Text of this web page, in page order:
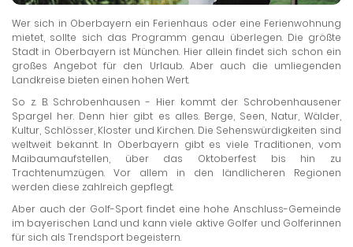
Wer sich in Oberbayern ein Ferienhaus oder eine Ferienwohnung
mietet, sollte sich das Programm genau überlegen. Die größte
Stadt in Oberbayern ist München. Hier allein findet sich schon ein
großes Angebot für den Urlaub. Aber auch die umliegenden
Landkreise bieten einen hohen Wert.
So z. B. Schrobenhausen - Hier kommt der Schrobenhausener
Spargel her. Denn hier gibt es alles. Berge, Seen, Natur, Wälder,
Kultur, Schlösser, Kloster und Kirchen. Die Sehenswürdigkeiten sind
weltweit bekannt. In Oberbayern gibt es viele Traditionen, vom
Maibaumaufstellen, über das Oktoberfest bis hin zu
Trachtenumzügen. Vor allem in den ländlicheren Regionen
werden diese zahlreich gepflegt.
Aber auch der Golf-Sport findet eine hohe Anschluss-Gemeinde
im bayerischen Land und kann viele aktive Golfer und Golferinnen
für sich als Trendsport begeistern.